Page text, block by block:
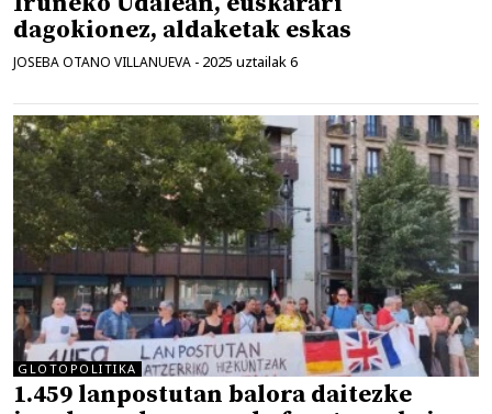
dagokionez, aldaketak eskas
JOSEBA OTANO VILLANUEVA - 2025 uztailak 6
GLOTOPOLITIKA
1.459 lanpostutan balora daitezke